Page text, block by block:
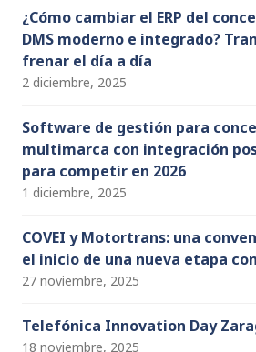
¿Cómo cambiar el ERP del
DMS moderno e integrado?
frenar el día a día
2 diciembre, 2025
Software de gestión para
multimarca con integración
para competir en 2026
1 diciembre, 2025
COVEI y Motortrans: una
el inicio de una nueva etapa
27 noviembre, 2025
Telefónica Innovation Day
18 noviembre, 2025